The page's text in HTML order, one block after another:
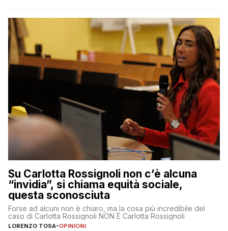
Su Carlotta Rossignoli non c’è alcuna
“invidia”, si chiama equità sociale,
questa sconosciuta
Forse ad alcuni non è chiaro, ma la cosa più incredibile del
caso di Carlotta Rossignoli NON È Carlotta Rossignoli
LORENZO TOSA-OPINIONI